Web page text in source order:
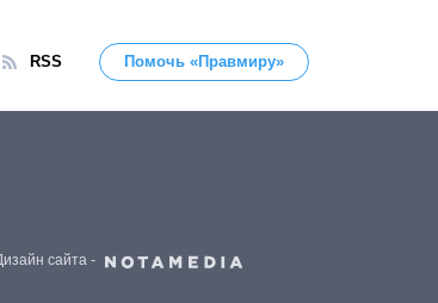
RSS Помочь «Правмиру»
сайта -